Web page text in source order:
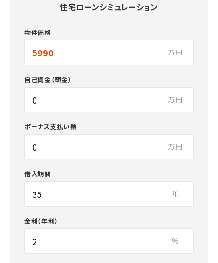
住宅ローンシミュレーション
物件価格
万円
自己資金（頭金）
万円
ボーナス支払い額
万円
借入期間
年
金利（年利）
%